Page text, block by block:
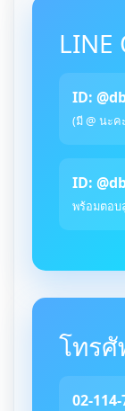
LINE
ID:
(มี @ นะค
ID:
พร้อมตอบ
โทร
02-